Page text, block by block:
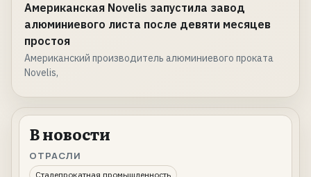
Американская Novelis запустила завод
алюминиевого листа после девяти месяцев
простоя
Американский производитель алюминиевого проката
Novelis,
В новости
ОТРАСЛИ
Сталепрокатная промышленность